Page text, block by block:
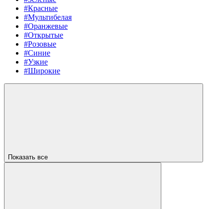
#Красные
#Мультибелая
#Оранжевые
#Открытые
#Розовые
#Синие
#Узкие
#Широкие
Показать все